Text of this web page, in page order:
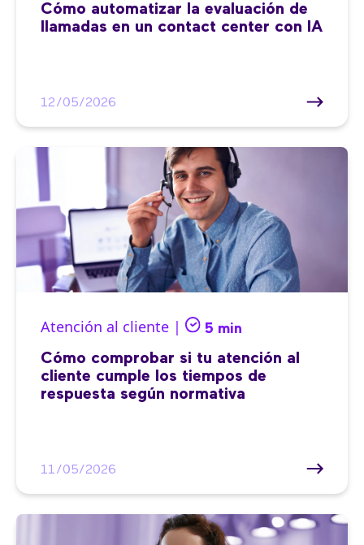
Cómo automatizar la evaluación de
llamadas en un contact center con IA
12/05/2026
Atención al cliente | 5 min
Cómo comprobar si tu atención al
cliente cumple los tiempos de
respuesta según normativa
11/05/2026